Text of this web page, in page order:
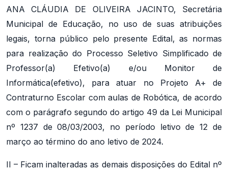
ANA CLÁUDIA DE OLIVEIRA JACINTO, Secretária
Municipal de Educação, no uso de suas atribuições
legais, torna público pelo presente Edital, as normas
para realização do Processo Seletivo Simplificado de
Professor(a) Efetivo(a) e/ou Monitor de
Informática(efetivo), para atuar no Projeto A+ de
Contraturno Escolar com aulas de Robótica, de acordo
com o parágrafo segundo do artigo 49 da Lei Municipal
nº 1237 de 08/03/2003, no período letivo de 12 de
março ao término do ano letivo de 2024.
II – Ficam inalteradas as demais disposições do Edital nº